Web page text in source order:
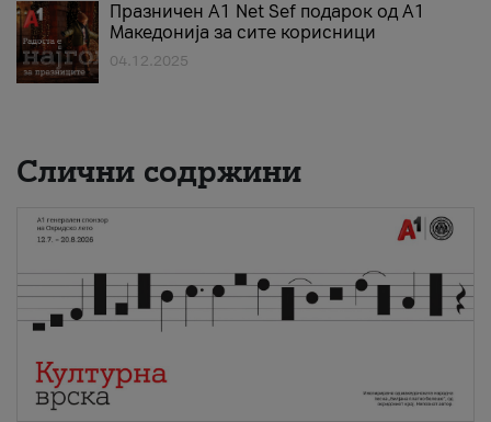
Празничен A1 Net Sеf подарок од А1
Македонија за сите корисници
04.12.2025
Слични содржини